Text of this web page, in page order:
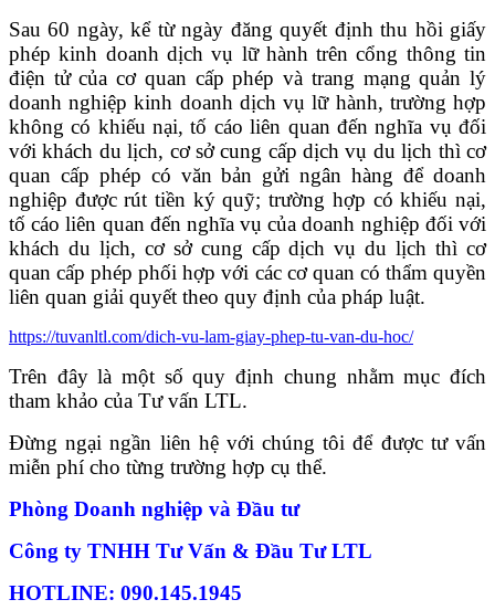
Sau 60 ngày, kể từ ngày đăng quyết định thu hồi giấy
phép kinh doanh dịch vụ lữ hành trên cổng thông tin
điện tử của cơ quan cấp phép và trang mạng quản lý
doanh nghiệp kinh doanh dịch vụ lữ hành, trường hợp
không có khiếu nại, tố cáo liên quan đến nghĩa vụ đối
với khách du lịch, cơ sở cung cấp dịch vụ du lịch thì cơ
quan cấp phép có văn bản gửi ngân hàng để doanh
nghiệp được rút tiền ký quỹ; trường hợp có khiếu nại,
tố cáo liên quan đến nghĩa vụ của doanh nghiệp đối với
khách du lịch, cơ sở cung cấp dịch vụ du lịch thì cơ
quan cấp phép phối hợp với các cơ quan có thẩm quyền
liên quan giải quyết theo quy định của pháp luật.
https://tuvanltl.com/dich-vu-lam-giay-phep-tu-van-du-hoc/
Trên đây là một số quy định chung nhằm mục đích
tham khảo của Tư vấn LTL.
Đừng ngại ngần liên hệ với chúng tôi để được tư vấn
miễn phí cho từng trường hợp cụ thể.
Phòng Doanh nghiệp và Đầu tư
Công ty TNHH Tư Vấn & Đầu Tư LTL
HOTLINE: 090.145.1945